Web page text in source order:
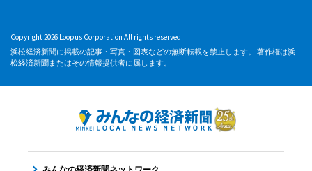
Copyright 2026 Loopus Corporation All rights reserved.
浜松経済新聞に掲載の記事・写真・図表などの無断転載を禁止します。 著作権は浜
松経済新聞またはその情報提供者に属します。